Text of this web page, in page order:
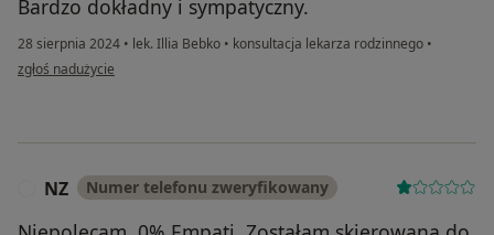
Bardzo dokładny i sympatyczny.
28 sierpnia 2024 • lek. Illia Bebko • konsultacja lekarza rodzinnego •
w opinii użytkownika Magda A
zgłoś nadużycie
NZ Numer telefonu zweryfikowany